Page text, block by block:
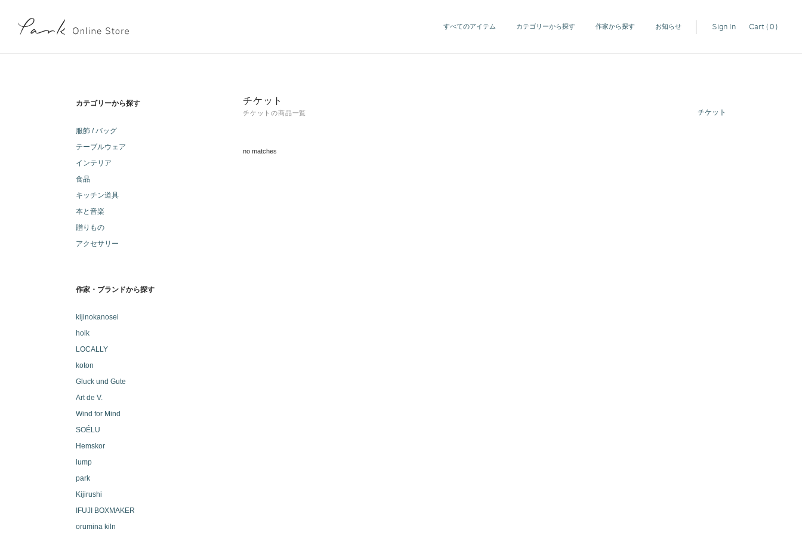
すべてのアイテム カテゴリーから探す 作家から探す お知らせ Sign In Cart ( 0 )
カテゴリーから探す
服飾 / バッグ
テーブルウェア
インテリア
食品
キッチン道具
本と音楽
贈りもの
アクセサリー
作家・ブランドから探す
kijinokanosei
holk
LOCALLY
koton
Gluck und Gute
Art de V.
Wind for Mind
SOÉLU
Hemskor
lump
park
Kijirushi
IFUJI BOXMAKER
orumina kiln
チケット
チケットの商品一覧 チケット
no matches